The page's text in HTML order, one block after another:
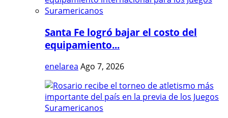
Santa Fe logró bajar el costo del
equipamiento...
enelarea Ago 7, 2026